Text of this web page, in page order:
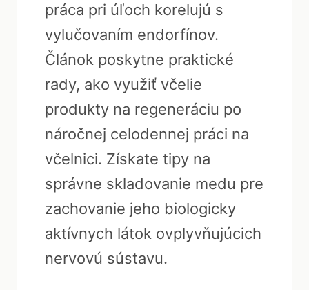
práca pri úľoch korelujú s
vylučovaním endorfínov.
Článok poskytne praktické
rady, ako využiť včelie
produkty na regeneráciu po
náročnej celodennej práci na
včelnici. Získate tipy na
správne skladovanie medu pre
zachovanie jeho biologicky
aktívnych látok ovplyvňujúcich
nervovú sústavu.